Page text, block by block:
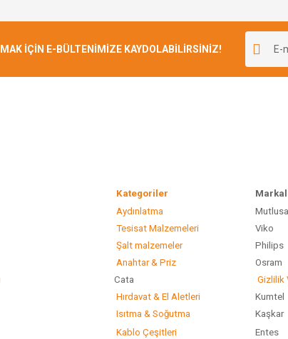
İÇİN E-BÜLTENİMİZE KAYDOLABİLİRSİNİZ!
Kategoriler
Aydınlatma
Tesisat Malzemeleri Viko
Şalt malzemeler
Anahtar & Priz Osram
Cata
Gizlilik
Hırdavat & El Aletleri
Kumtel
Isıtma & Soğutma Kaşkar
Kablo Çeşitleri
Entes